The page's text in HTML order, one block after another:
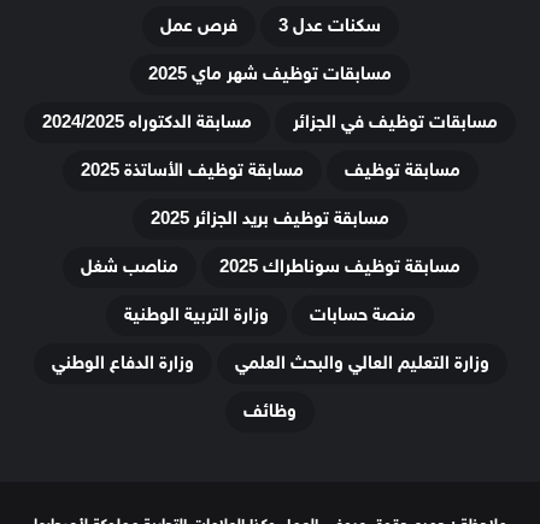
سكنات عدل 3
فرص عمل
مسابقات توظيف شهر ماي 2025
مسابقات توظيف في الجزائر
مسابقة الدكتوراه 2024/2025
مسابقة توظيف
مسابقة توظيف الأساتذة 2025
مسابقة توظيف بريد الجزائر 2025
مسابقة توظيف سوناطراك 2025
مناصب شغل
منصة حسابات
وزارة التربية الوطنية
وزارة التعليم العالي والبحث العلمي
وزارة الدفاع الوطني
وظائف